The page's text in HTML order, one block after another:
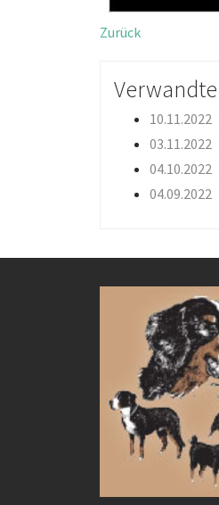
Zurück
10.11.2022
03.11.2022
04.10.2022
04.09.2022